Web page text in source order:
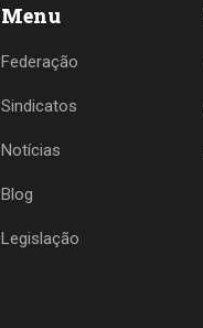
Menu
Federação
Sindicatos
Notícias
Blog
Legislação